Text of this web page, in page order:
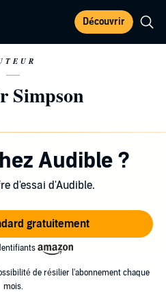
Découvrir
Simpson
Audible ?
d'essai d'Audible.
gratuitement
de résilier l'abonnement chaque
mois.